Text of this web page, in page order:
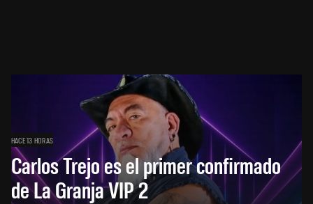
HACE 13 HORAS
Carlos Trejo es el primer confirmado
de La Granja VIP 2